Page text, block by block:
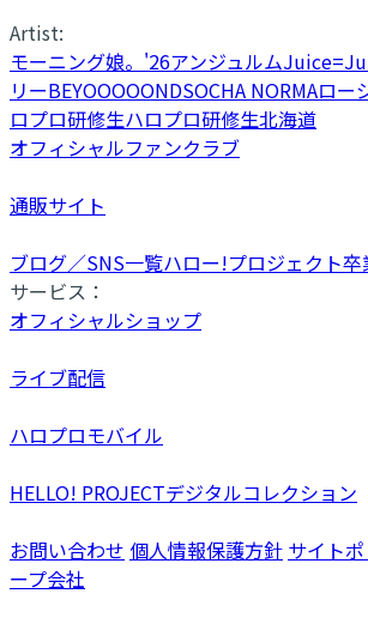
Artist:
モーニング娘。'26アンジュルム
リーBEYOOOOONDSOCHA NORMAロー
ロプロ研修生ハロプロ研修生北海道
オフィシャルファンクラブ
通販サイト
ブログ／SNS一覧ハロー!プロジェクト卒
サービス：
オフィシャルショップ
ライブ配信
ハロプロモバイル
HELLO! PROJECTデジタルコレクション
お問い合わせ 個人情報保護方針 サイト
ープ会社